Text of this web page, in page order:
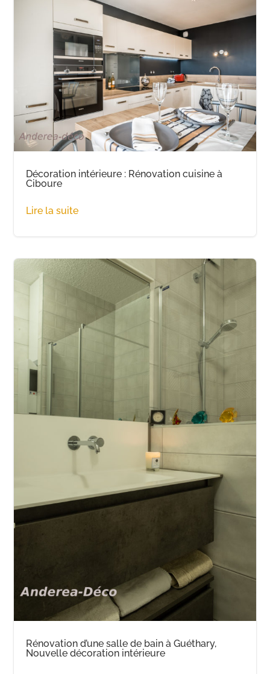
Décoration intérieure : Rénovation cuisine à
Ciboure
Lire la suite
Rénovation d’une salle de bain à Guéthary,
Nouvelle décoration intérieure